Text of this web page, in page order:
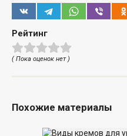
Рейтинг
( Пока оценок нет )
Похожие материалы